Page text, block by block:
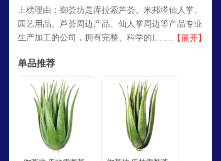
上榜理由：御荟坊是库拉索芦荟、米邦塔仙人掌、
园艺用品、芦荟周边产品、仙人掌周边等产品专业
生产加工的公司，拥有完整、科学的质量管理体
食品饮品加工企业，化妆品生产企业，餐饮连锁企
【展开】
单品推荐